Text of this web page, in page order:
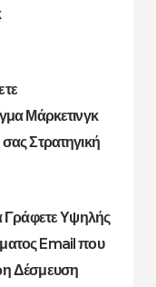
Μάρκετινγκ
Στρατηγική
Γράφετε Υψηλής
Email που
Δέσμευση